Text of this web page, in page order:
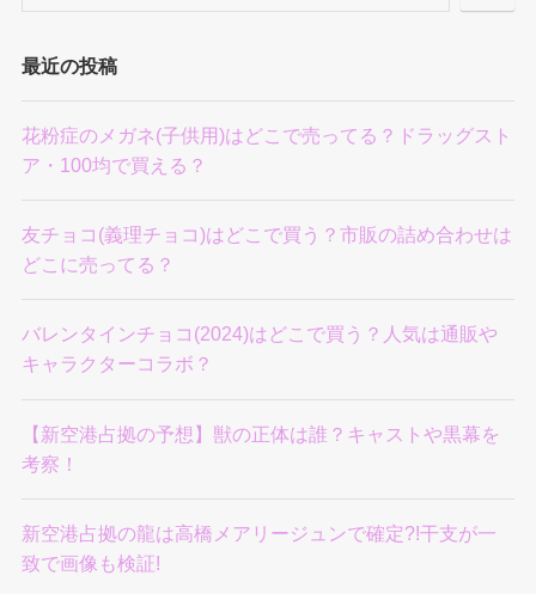
最近の投稿
花粉症のメガネ(子供用)はどこで売ってる？ドラッグスト
ア・100均で買える？
友チョコ(義理チョコ)はどこで買う？市販の詰め合わせは
どこに売ってる？
バレンタインチョコ(2024)はどこで買う？人気は通販や
キャラクターコラボ？
【新空港占拠の予想】獣の正体は誰？キャストや黒幕を
考察！
新空港占拠の龍は高橋メアリージュンで確定?!干支が一
致で画像も検証!